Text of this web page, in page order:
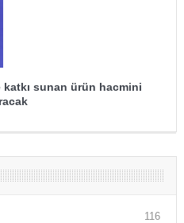
sunan ürün hacmini
116